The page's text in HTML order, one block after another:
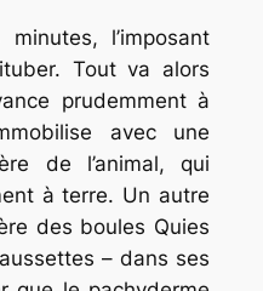
l’imposant
Tout va alors
prudemment à
avec une
de l’animal, qui
à terre. Un autre
des boules Quies
– dans ses